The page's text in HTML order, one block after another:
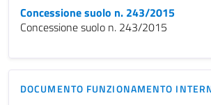
Concessione suolo n. 243/2015
Concessione suolo n. 243/2015
DOCUMENTO FUNZIONAMENTO